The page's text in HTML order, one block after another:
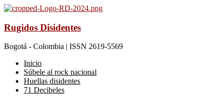
Rugidos Disidentes
Bogotá - Colombia | ISSN 2619-5569
Inicio
Súbele al rock nacional
Huellas disidentes
71 Decibeles